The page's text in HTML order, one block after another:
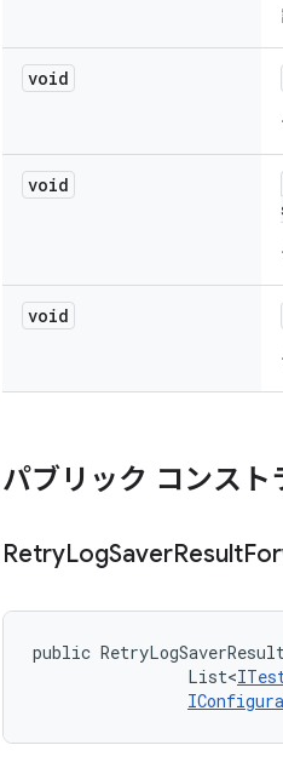
void
void
void
パブリック コンスト
RetryLogSaverResult
public
                List<